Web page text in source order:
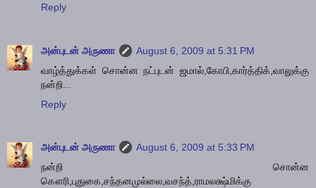
Reply
அன்புடன் அருணா
August 6, 2009 at 5:31 PM
வாழ்த்துக்கள் சொன்ன நட்புடன் ஜமால்,கோபி,கார்த்திக்,வாலுக்கு
நன்றி...
Reply
அன்புடன் அருணா
August 6, 2009 at 5:33 PM
நன்றி சொன்ன
கௌரி,புதுகை,சந்தனமுல்லை,வசந்த்,ராமலக்ஷ்மிக்கு